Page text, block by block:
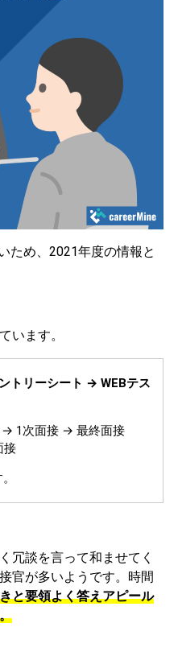
ため、 2021年度の情報と
います。
トリーシート → WEBテス
1次面接 → 最終面接
接
冗談を言って和ませてく
官が多いようです。時間
と要領よく答えアピール